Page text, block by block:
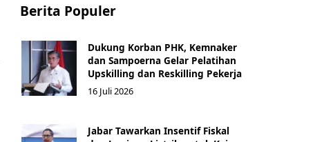
Berita Populer
Dukung Korban PHK, Kemnaker
dan Sampoerna Gelar Pelatihan
Upskilling dan Reskilling Pekerja
16 Juli 2026
Jabar Tawarkan Insentif Fiskal